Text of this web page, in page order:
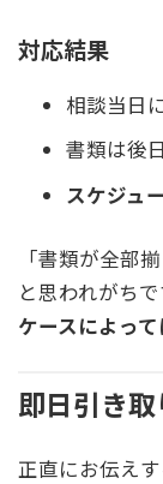
対応結果
相談当日
書類は後
スケジュ
「書類が全部
と思われがちで
ケースによっ
即日引き
正直にお伝えす